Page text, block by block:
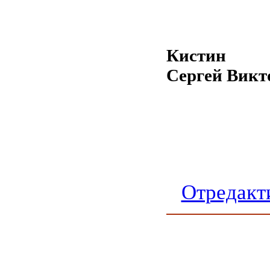
Кистин
Сергей